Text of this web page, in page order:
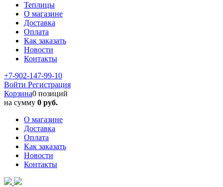
Теплицы
О магазине
Доставка
Оплата
Как заказать
Новости
Контакты
+7-902-147-99-10
Войти Регистрация
Корзина0 позиций
на сумму 0 руб.
О магазине
Доставка
Оплата
Как заказать
Новости
Контакты